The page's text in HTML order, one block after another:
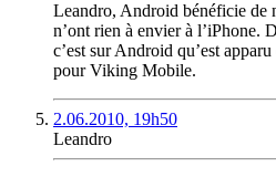
Leandro, Android bénéficie de
n’ont rien à envier à l’iPhone.
c’est sur Android qu’est
pour Viking Mobile.
2.06.2010, 19h50
Leandro